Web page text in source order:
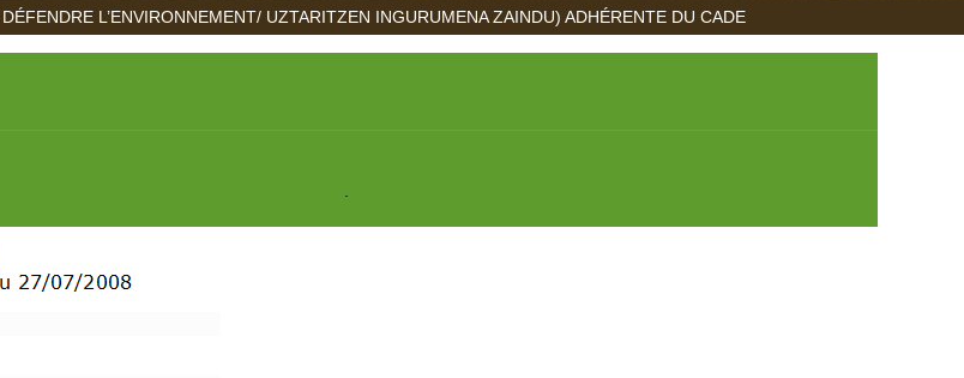
L’ENVIRONNEMENT/ UZTARITZEN INGURUMENA ZAINDU) ADHÉRENTE DU CADE